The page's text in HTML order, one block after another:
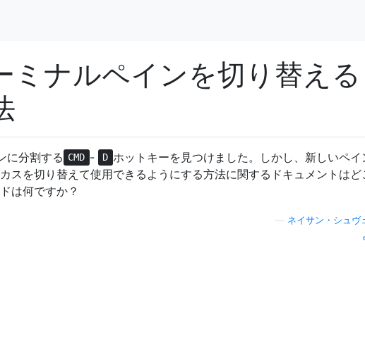
ミナルペインを切り替え
に分割する CMD - D ホットキーを見つけました。しかし、新しいペイ
スを切り替えて使用できるようにする方法に関するドキュメントはど
は何ですか？
ネイサン・シュヴ